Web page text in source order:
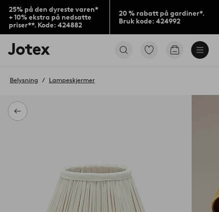
25% på den dyreste varen*
+ 10% ekstra på nedsatte
priser**. Kode: 424882
20 % rabatt på gardiner*.
Bruk kode: 424992
Jotex’
logo
til
Gå
Gå
Tilbake
Belysning Lampeskjermer